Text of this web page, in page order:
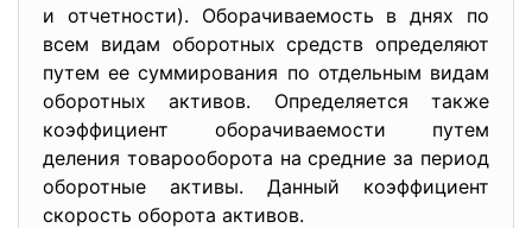
и отчетности). Оборачиваемость в днях по
всем видам оборотных средств определяют
путем ее суммирования по отдельным видам
оборотных активов. Определяется также
коэффициент оборачиваемости путем
деления товарооборота на средние за период
оборотные активы. Данный коэффициент
скорость оборота активов.